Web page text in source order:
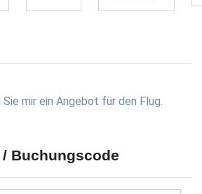
mir ein Angebot für den Flug.
Buchungscode